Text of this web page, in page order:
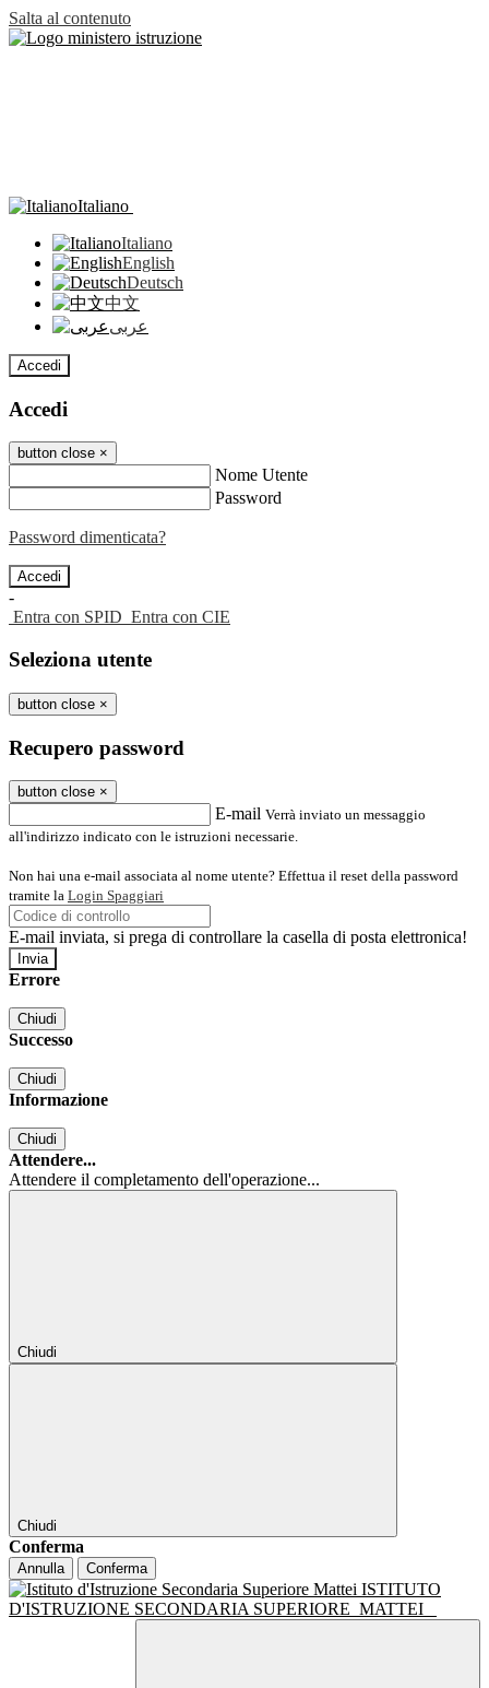
Salta al contenuto
Italiano
Italiano
English
Deutsch
中文
عربى
Accedi
Accedi
button close ×
Nome Utente
Password
Password dimenticata?
-
Entra con SPID Entra con CIE
Seleziona utente
button close ×
Recupero password
button close ×
E-mail Verrà inviato un messaggio
all'indirizzo indicato con le istruzioni necessarie.
Non hai una e-mail associata al nome utente? Effettua il reset della password
tramite la Login Spaggiari
E-mail inviata, si prega di controllare la casella di posta elettronica!
Errore
Chiudi
Successo
Chiudi
Informazione
Chiudi
Attendere...
Attendere il completamento dell'operazione...
Chiudi
Chiudi
Conferma
Annulla Conferma
ISTITUTO
D'ISTRUZIONE SECONDARIA SUPERIORE MATTEI